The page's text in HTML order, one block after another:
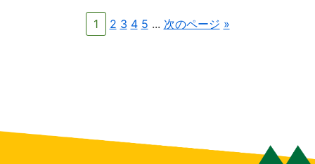
1 2 3 4 5 ... 次のページ »